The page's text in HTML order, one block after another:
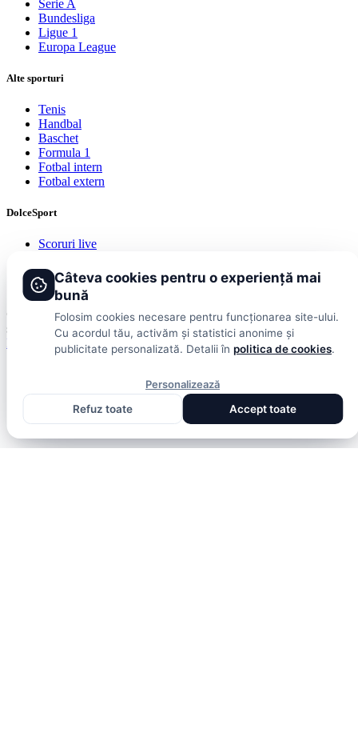
Serie A
Bundesliga
Ligue 1
Europa League
Alte sporturi
Tenis
Handbal
Baschet
Formula 1
Fotbal intern
Fotbal extern
DolceSport
Scoruri live
Publicitate
Termeni și condiții
© 2026 DolceSport. Toate drepturile rezervate. Scoruri, clasamente
și analize din toate competițiile
Fotbal intern Fotbal extern Scoruri live
Câteva cookies pentru o experiență mai
bună
Folosim cookies necesare pentru funcționarea site-ului.
Cu acordul tău, activăm și statistici anonime și
publicitate personalizată. Detalii în politica de cookies.
Personalizează
Refuz toate
Accept toate